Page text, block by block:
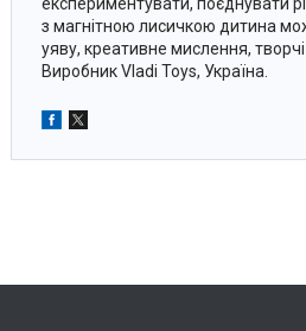
експериментувати, поєднувати
з магнітною лисичкою дитина
уяву, креативне мислення,
Виробник Vladi Toys, Україна.